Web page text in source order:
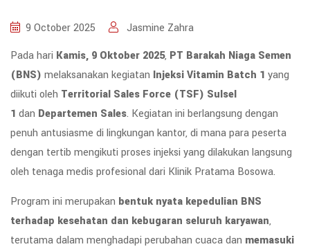
9 October 2025
Jasmine Zahra
Pada hari Kamis, 9 Oktober 2025, PT Barakah Niaga Semen
(BNS) melaksanakan kegiatan Injeksi Vitamin Batch 1 yang
diikuti oleh Territorial Sales Force (TSF) Sulsel
1 dan Departemen Sales. Kegiatan ini berlangsung dengan
penuh antusiasme di lingkungan kantor, di mana para peserta
dengan tertib mengikuti proses injeksi yang dilakukan langsung
oleh tenaga medis profesional dari Klinik Pratama Bosowa.
Program ini merupakan bentuk nyata kepedulian BNS
terhadap kesehatan dan kebugaran seluruh karyawan,
terutama dalam menghadapi perubahan cuaca dan memasuki